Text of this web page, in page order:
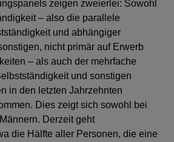
zeigen zweierlei: Sowohl
– also die parallele
und abhängiger
nicht primär auf Erwerb
– als auch der mehrfache
und sonstigen
in den letzten Jahrzehnten
Dies zeigt sich sowohl bei
Derzeit geht
die Hälfte aller Personen, die eine